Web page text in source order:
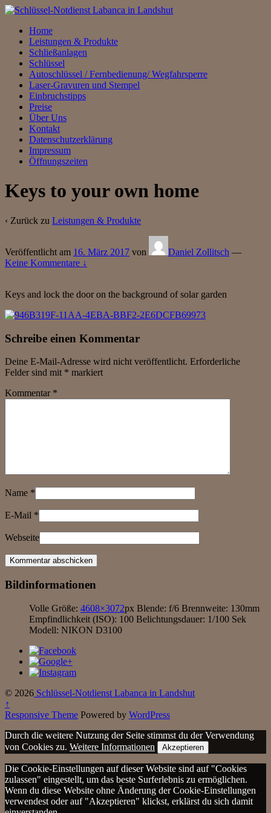
↓
zentralen
Inhalt
Home
Leistungen & Produkte
Schließanlagen
Schlüssel
Autoschlüssel / Fernbedienung/ Wegfahrsperre
Laser-Gravuren und Stempel
Einbruchstipps
Preise
Über Uns
Kontakt
Datenschutzerklärung
Impressum
Öffnungszeiten
Keys to your own home
‹ Zurück zu Leistungen & Produkte
Veröffentlicht am 16. März 2017 von Daniel Zollitsch —
Keine Kommentare ↓
Keys and lock the door on the background of solar garden
Schreibe einen Kommentar
Deine E-Mail-Adresse wird nicht veröffentlicht. Erforderliche
Felder sind mit * markiert
Kommentar *
Name *
E-Mail *
Webseite
Bildinformationen
Volle Größe: 4608×3072px Blende: f/6 Brennweite: 130mm
Empfindlichkeit (ISO): 100 Belichtungsdauer: 1/100 Sek
Modell: NIKON D3100
© 2026 Schlüssel-Notdienst Labanca in Landshut
↑
Responsive Theme Powered by WordPress
Durch die weitere Nutzung der Seite stimmst du der Verwendung
von Cookies zu. Weitere Informationen Akzeptieren
Die Cookie-Einstellungen auf dieser Website sind auf "Cookies
zulassen" eingestellt, um das beste Surferlebnis zu ermöglichen.
Wenn du diese Website ohne Änderung der Cookie-Einstellungen
verwendest oder auf "Akzeptieren" klickst, erklärst du sich damit